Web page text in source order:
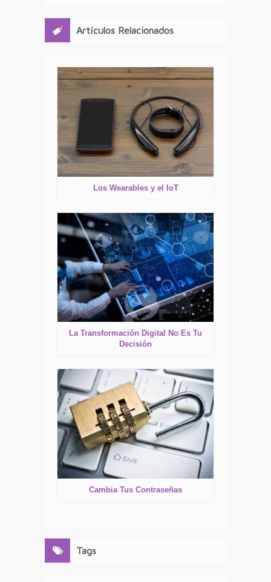
Artículos Relacionados
Los Wearables y el IoT
La Transformación Digital No Es Tu
Decisión
Cambia Tus Contraseñas
Tags